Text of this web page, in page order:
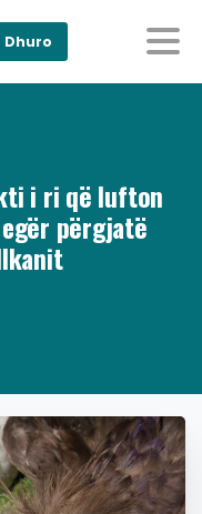
Dhuro
i ri që lufton
përgjatë